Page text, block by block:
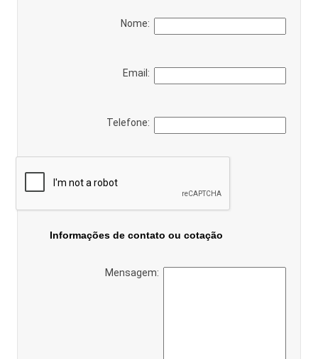
Nome:
Email:
Telefone:
Informações de contato ou cotação
Mensagem: